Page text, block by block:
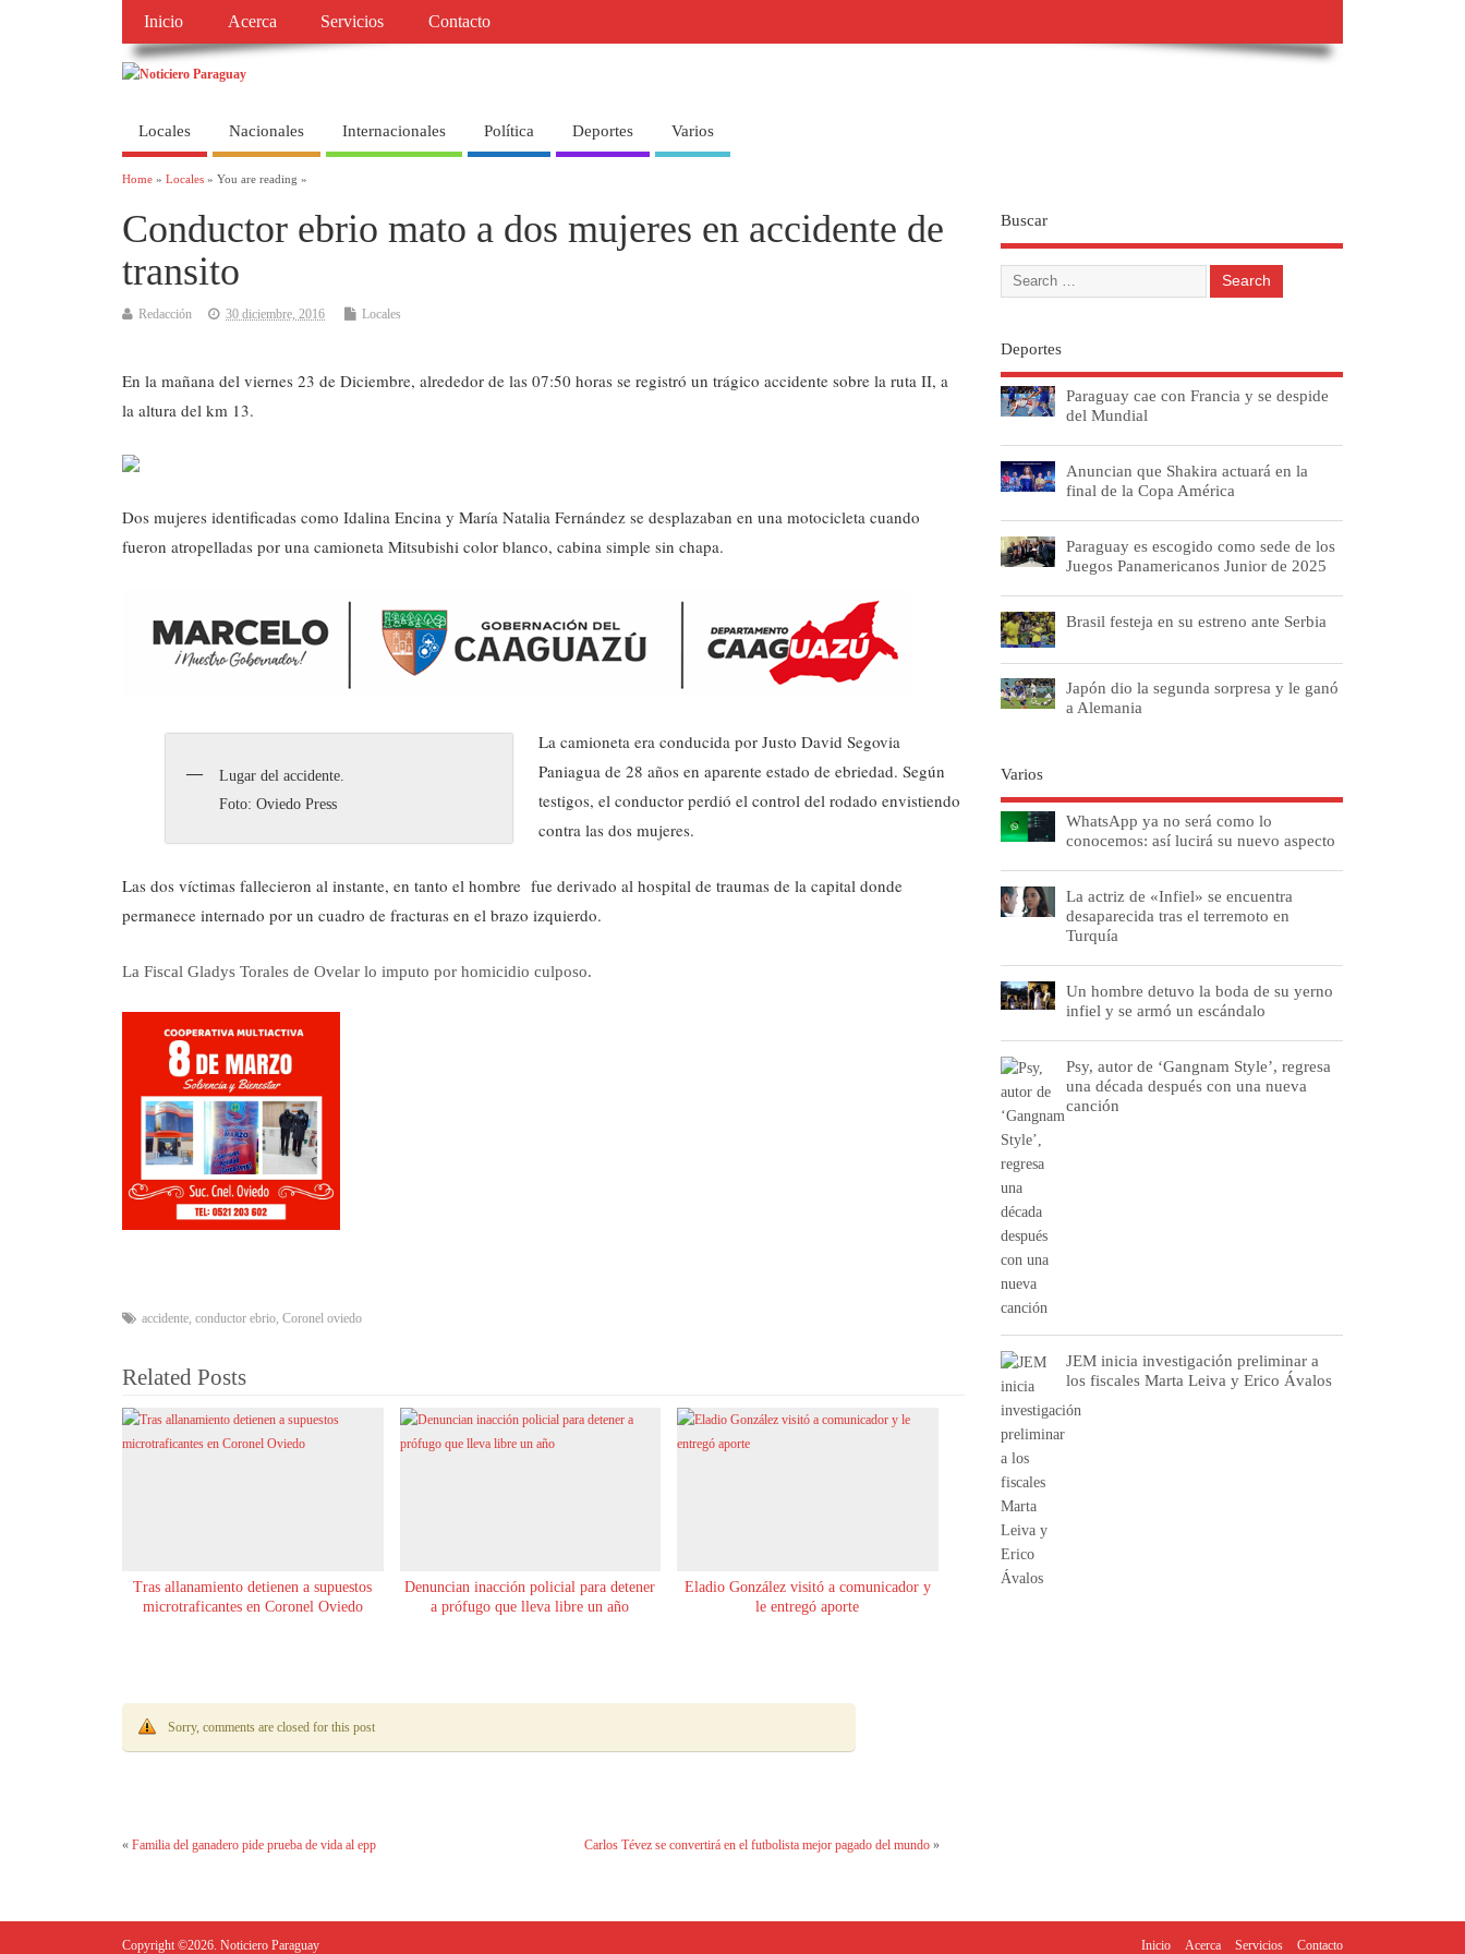
Inicio Acerca Servicios Contacto
Locales Nacionales Internacionales Política Deportes Varios
Home » Locales » You are reading »
Conductor ebrio mato a dos mujeres en accidente de
transito
Redacción 30 diciembre, 2016 Locales
En la mañana del viernes 23 de Diciembre, alrededor de las 07:50 horas se registró un trágico accidente sobre la ruta II, a
la altura del km 13.
Dos mujeres identificadas como Idalina Encina y María Natalia Fernández se desplazaban en una motocicleta cuando
fueron atropelladas por una camioneta Mitsubishi color blanco, cabina simple sin chapa.
Lugar del accidente.
Foto: Oviedo Press
La camioneta era conducida por Justo David Segovia
Paniagua de 28 años en aparente estado de ebriedad. Según
testigos, el conductor perdió el control del rodado envistiendo
contra las dos mujeres.
Las dos víctimas fallecieron al instante, en tanto el hombre fue derivado al hospital de traumas de la capital donde
permanece internado por un cuadro de fracturas en el brazo izquierdo.
La Fiscal Gladys Torales de Ovelar lo imputo por homicidio culposo.
accidente, conductor ebrio, Coronel oviedo
Related Posts
Tras allanamiento detienen a supuestos
microtraficantes en Coronel Oviedo
Denuncian inacción policial para detener
a prófugo que lleva libre un año
Eladio González visitó a comunicador y
le entregó aporte
Sorry, comments are closed for this post
« Familia del ganadero pide prueba de vida al epp Carlos Tévez se convertirá en el futbolista mejor pagado del mundo»
Buscar
Deportes
Paraguay cae con Francia y se despide
del Mundial
Anuncian que Shakira actuará en la
final de la Copa América
Paraguay es escogido como sede de los
Juegos Panamericanos Junior de 2025
Brasil festeja en su estreno ante Serbia
Japón dio la segunda sorpresa y le ganó
a Alemania
Varios
WhatsApp ya no será como lo
conocemos: así lucirá su nuevo aspecto
La actriz de «Infiel» se encuentra
desaparecida tras el terremoto en
Turquía
Un hombre detuvo la boda de su yerno
infiel y se armó un escándalo
Psy, autor de ‘Gangnam Style’, regresa
una década después con una nueva
canción
JEM inicia investigación preliminar a
los fiscales Marta Leiva y Erico Ávalos
Copyright ©2026. Noticiero Paraguay Inicio Acerca Servicios Contacto